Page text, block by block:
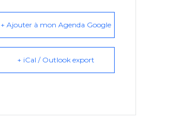
+ Ajouter à mon Agenda Google
+ iCal / Outlook export